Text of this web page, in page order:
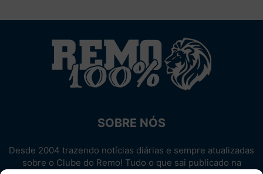
SOBRE NÓS
Desde 2004 trazendo notícias diárias e sempre atualizadas
sobre o Clube do Remo! Tudo o que sai publicado na